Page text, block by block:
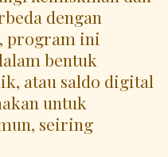
dengan
program ini
bentuk
atau saldo digital
untuk
seiring